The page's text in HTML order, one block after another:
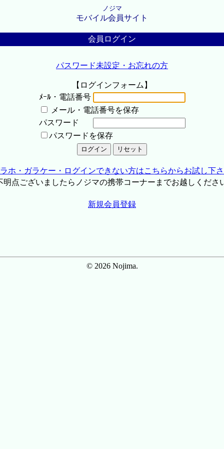
ノジマ
モバイル会員サイト
会員ログイン
パスワード未設定・お忘れの方
【ログインフォーム】
ﾒｰﾙ・電話番号
メール・電話番号を保存
パスワード
パスワードを保存
ホ・ガラケー・ログインできない方はこちらからお試し下
点ございましたらノジマの携帯コーナーまでお越しくださ
新規会員登録
© 2026 Nojima.